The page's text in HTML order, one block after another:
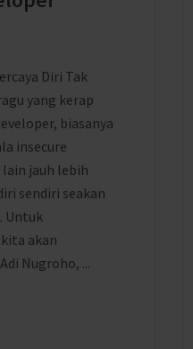
Diri Tak
yang kerap
biasanya
insecure
jauh lebih
sendiri seakan
Untuk
akan
Nugroho, ...